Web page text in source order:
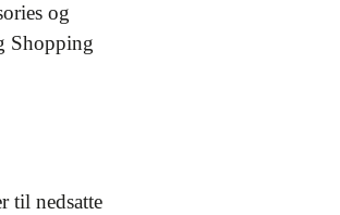
og
Shopping
til nedsatte